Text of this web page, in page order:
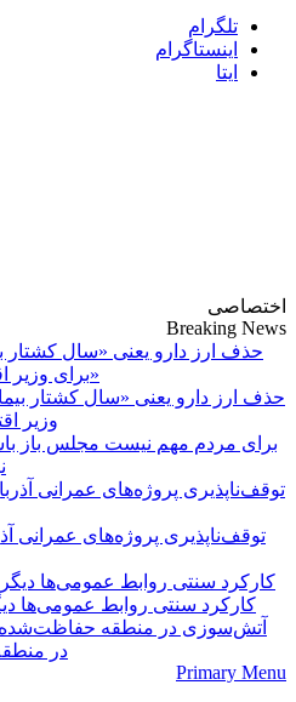
تلگرام
اینستاگرام
ایتا
اختصاصی
Breaking News
حذف ارز دارو یعنی «سال کشتار
وزیر
توقف‌ناپذیری پروژه‌های عمرانی
کارکرد سنتی روابط عمومی‌ها
در
Primary Menu